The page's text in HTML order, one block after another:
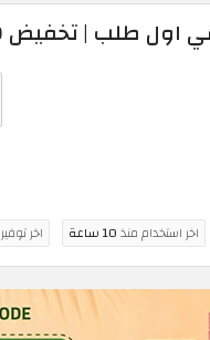
20% فعال للعملاء الجدد
اخر استخدام منذ10 ساعة اخر توفير